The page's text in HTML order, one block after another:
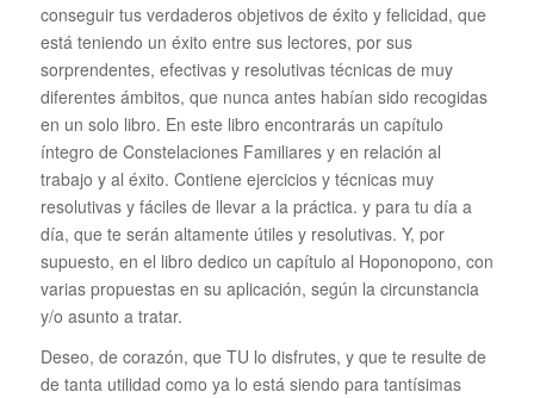
conseguir tus verdaderos objetivos de éxito y felicidad, que
está teniendo un éxito entre sus lectores, por sus
sorprendentes, efectivas y resolutivas técnicas de muy
diferentes ámbitos, que nunca antes habían sido recogidas
en un solo libro. En este libro encontrarás un capítulo
íntegro de Constelaciones Familiares y en relación al
trabajo y al éxito. Contiene ejercicios y técnicas muy
resolutivas y fáciles de llevar a la práctica. y para tu día a
día, que te serán altamente útiles y resolutivas. Y, por
supuesto, en el libro dedico un capítulo al Hoponopono, con
varias propuestas en su aplicación, según la circunstancia
y/o asunto a tratar.
Deseo, de corazón, que TU lo disfrutes, y que te resulte de
de tanta utilidad como ya lo está siendo para tantísimas